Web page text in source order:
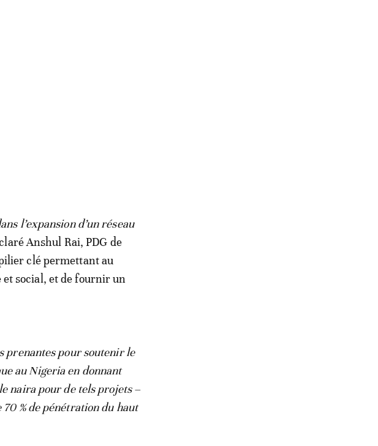
l’expansion d’un réseau
Anshul Rai, PDG de
clé permettant au
et social, et de fournir un
prenantes pour soutenir le
au Nigeria en donnant
naira pour de tels projets –
% de pénétration du haut